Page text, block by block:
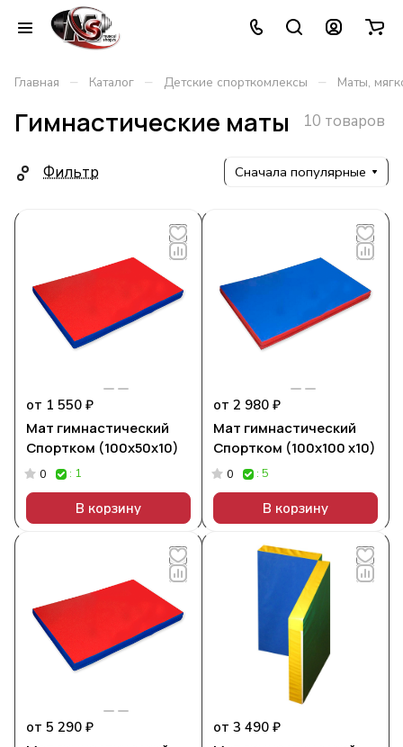
Главная – Каталог – Детские спорткомлексы – Маты,
Гимнастические маты 10 товаров
Фильтр Сначала популярные
от 1 550 ₽
Мат гимнастический
Спортком (100х50х10)
0 : 1
В корзину
от 2 980 ₽
Мат гимнастический
Спортком (100х100 х10)
0 : 5
В корзину
от 5 290 ₽
от 3 490 ₽